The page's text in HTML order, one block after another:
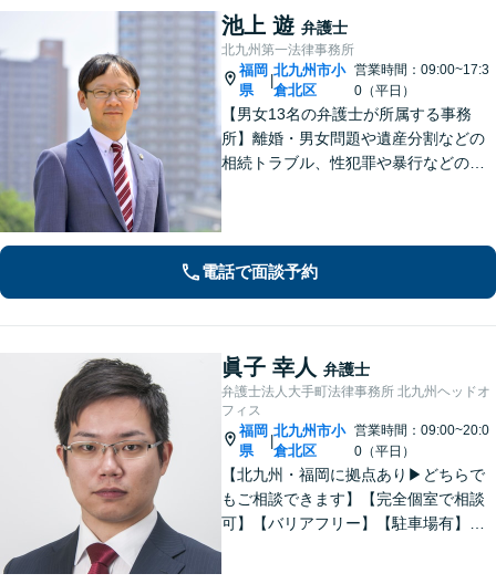
池上 遊 弁護士
北九州第一法律事務所
福岡
県
北九州市小
倉北区
営業時間：09:00~17:3
0（平日）
【男女13名の弁護士が所属する事務
所】離婚・男女問題や遺産分割などの
相続トラブル、性犯罪や暴行などの刑
します【土日祝・当日対応可】
電話で面談予約
眞子 幸人 弁護士
弁護士法人大手町法律事務所 北九州ヘッドオ
フィス
福岡
県
北九州市小
倉北区
営業時間：09:00~20:0
0（平日）
【北九州・福岡に拠点あり▶どちらで
もご相談できます】【完全個室で相談
可】【バリアフリー】【駐車場有】法